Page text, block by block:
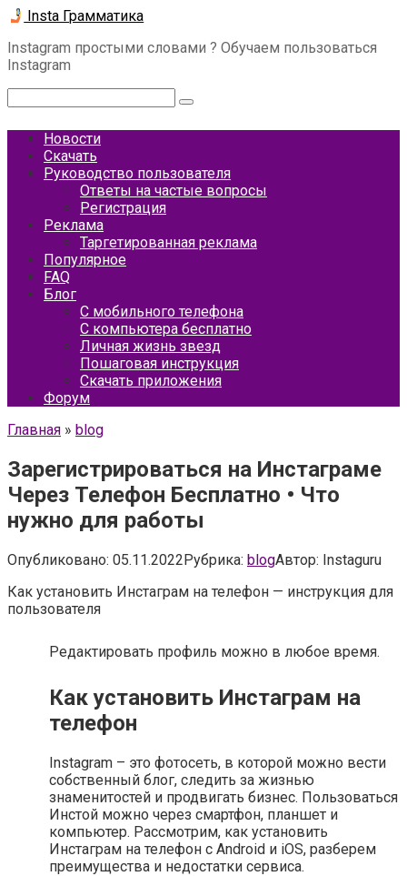
Перейти
контенту
Insta Грамматика
Instagram простыми словами ? Обучаем пользоваться
Instagram
Новости
Скачать
Руководство пользователя
Ответы на частые вопросы
Регистрация
Реклама
Таргетированная реклама
Популярное
FAQ
Блог
С мобильного телефона
С компьютера бесплатно
Личная жизнь звезд
Пошаговая инструкция
Скачать приложения
Форум
Главная » blog
Зарегистрироваться на Инстаграме
Через Телефон Бесплатно • Что
нужно для работы
Опубликовано: 05.11.2022Рубрика: blogАвтор: Instaguru
Как установить Инстаграм на телефон — инструкция для
пользователя
Редактировать профиль можно в любое время.
Как установить Инстаграм на
телефон
Instagram – это фотосеть, в которой можно вести
собственный блог, следить за жизнью
знаменитостей и продвигать бизнес. Пользоваться
Инстой можно через смартфон, планшет и
компьютер. Рассмотрим, как установить
Инстаграм на телефон с Android и iOS, разберем
преимущества и недостатки сервиса.